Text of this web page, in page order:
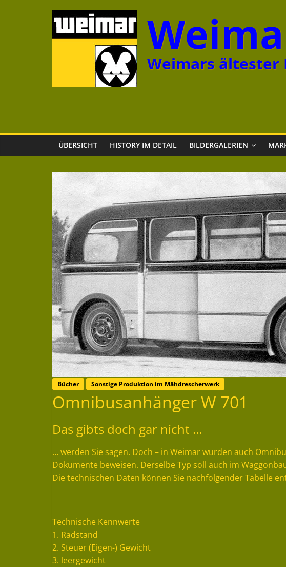
Weimars
ÜBERSICHT HISTORY IM DETAIL BILDERGALERIEN
Bücher Sonstige Produktion im Mähdrescherwerk
Omnibusanhänger W 701
Das gibts doch gar nicht …
… werden Sie sagen. Doch – in Weimar wurden auch
Dokumente beweisen. Derselbe Typ soll auch im
Die technischen Daten können Sie nachfolgender Tabelle
Technische Kennwerte
1. Radstand
2. Steuer (Eigen-) Gewicht
3. leergewicht